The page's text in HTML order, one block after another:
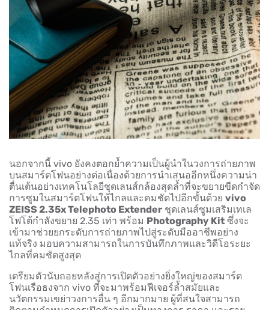
นอกจากนี้ vivo ยังคงตอกย้ำความเป็นผู้นำในวงการถ่ายภาพ
บนสมาร์ตโฟนอย่างต่อเนื่องด้วยการนำเสนออีกหนึ่งความน่า
ตื่นเต้นอย่างเทคโนโลยีชุดเลนส์กล้องสุดล้ำที่จะขยายขีดกำจัด
การซูมในสมาร์ตโฟนให้ไกลและคมชัดไปอีกขั้นด้วย vivo
ZEISS 2.35x Telephoto Extender ชุดเลนส์ซูมเสริมเทเล
โฟโต้กำลังขยาย 2.35 เท่า พร้อม Photography Kit ซึ่งจะ
เข้ามาช่วยยกระดับการถ่ายภาพไปสู่ระดับมืออาชีพอย่าง
แท้จริง มอบความสามารถในการบันทึกภาพและวิดีโอระยะ
ไกลที่คมชัดสูงสุด
เตรียมตัวนับถอยหลังสู่การเปิดตัวอย่างยิ่งใหญ่ของสมาร์ต
โฟนเรือธงจาก vivo ที่จะมาพร้อมฟีเจอร์ล้ำสมัยและ
นวัตกรรมเขย่าวงการอื่น ๆ อีกมากมาย ผู้ที่สนใจสามารถ